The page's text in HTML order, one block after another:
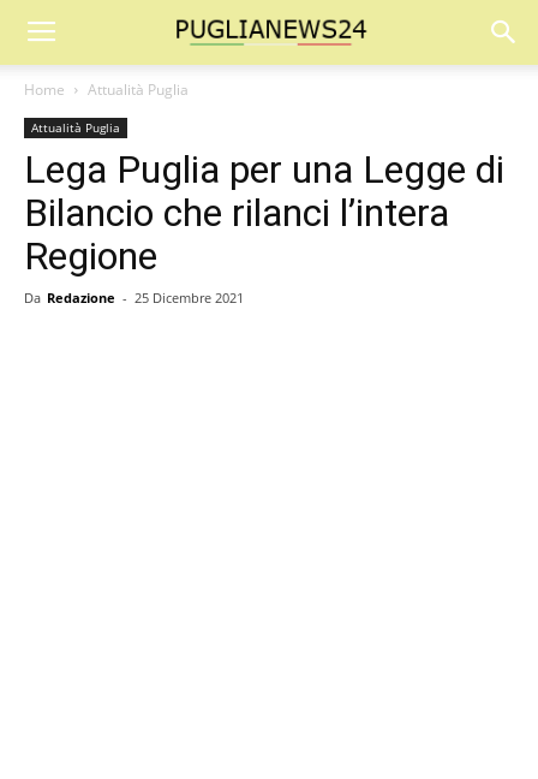
Home Attualità Puglia
Attualità Puglia
Lega Puglia per una Legge di
Bilancio che rilanci l’intera
Regione
Da Redazione - 25 Dicembre 2021